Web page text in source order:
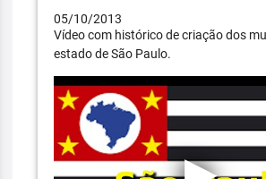
05/10/2013
Vídeo com histórico de criação dos
estado de São Paulo.